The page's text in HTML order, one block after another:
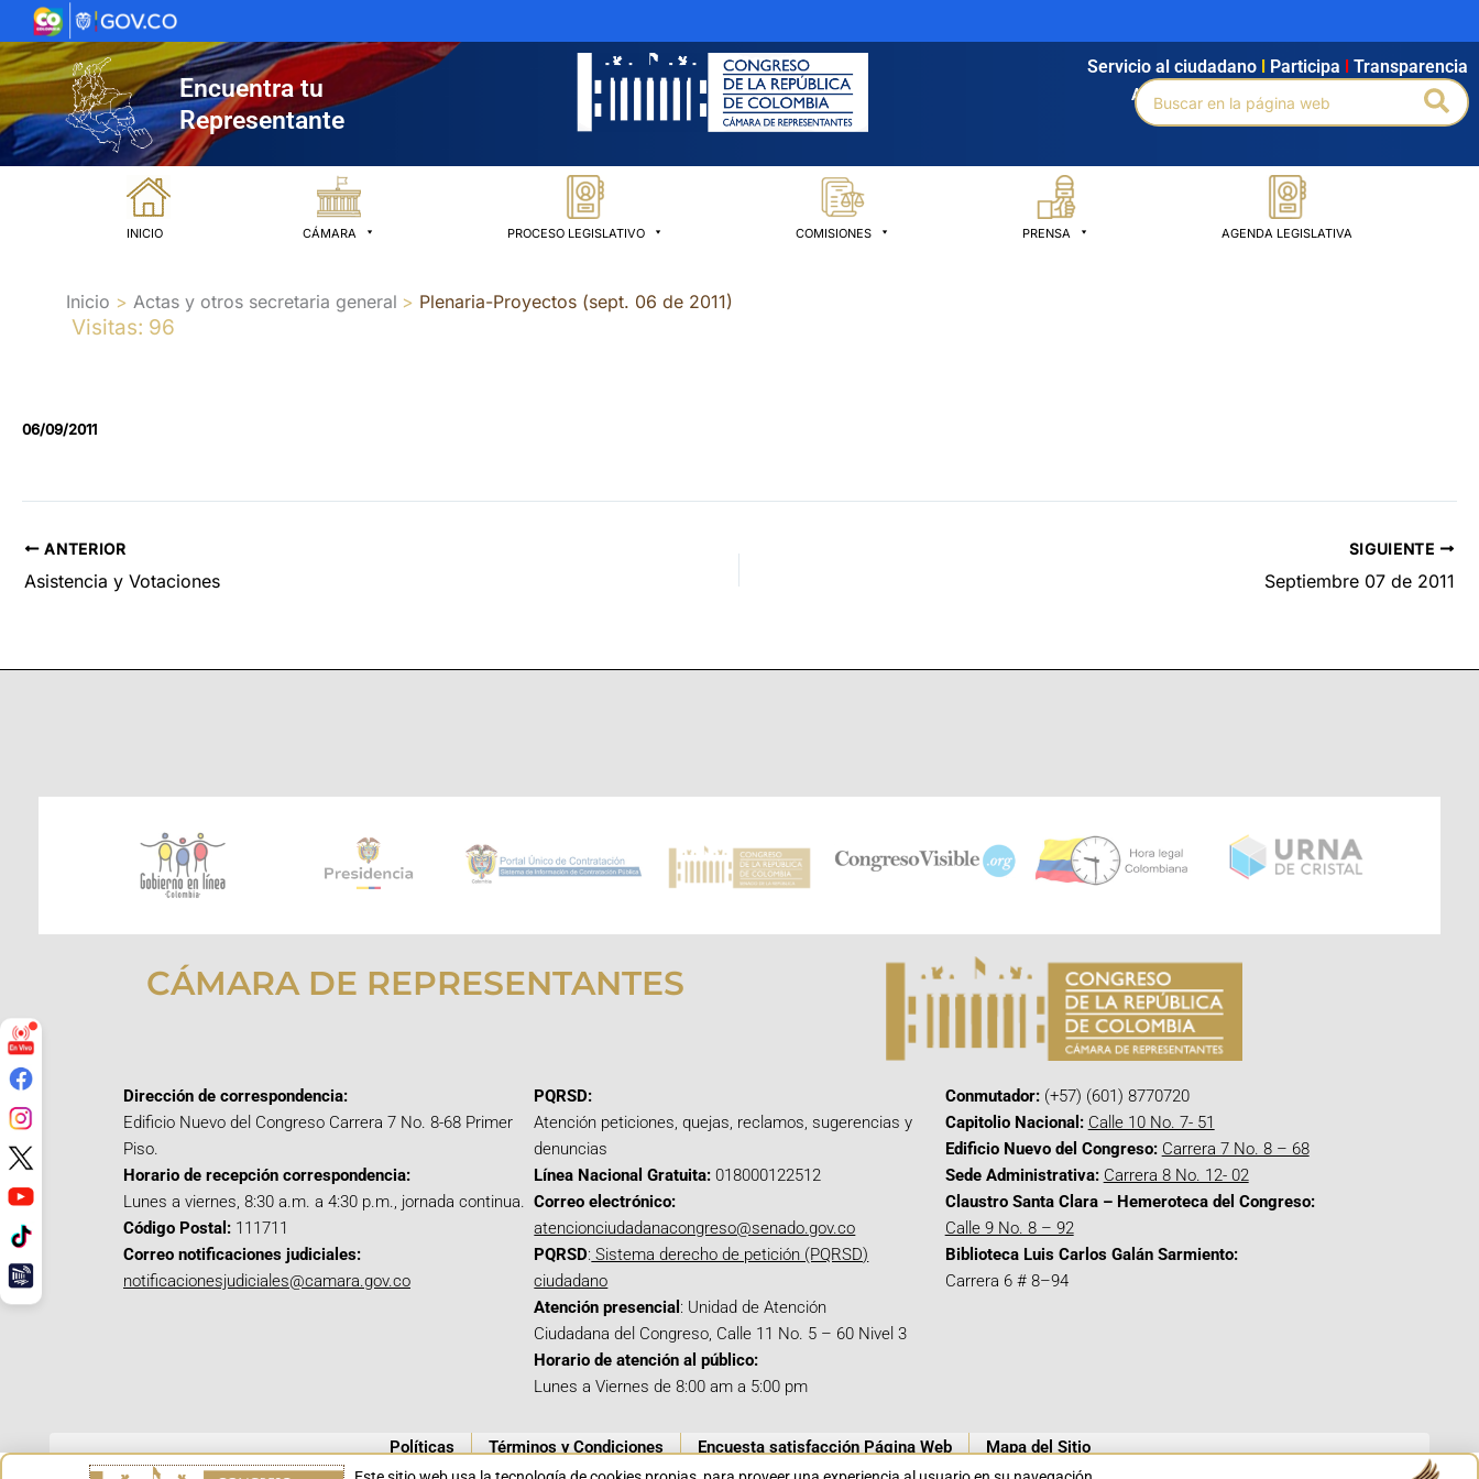
al
contenido
Encuentra tu
Representante
Agendamiento Intranet Búsqueda avanzada
Servicio al ciudadano Participa Transparencia
Buscar
por:
INICIO CÁMARA PROCESO LEGISLATIVO COMISIONES PRENSA AGENDA LEGISLATIVA
Inicio Actas y otros secretaria general Plenaria-Proyectos (sept. 06 de 2011)
Visitas: 96
06/09/2011
ANTERIOR
Asistencia y Votaciones
SIGUIENTE
Septiembre 07 de 2011
CÁMARA DE REPRESENTANTES
Dirección de correspondencia:
Edificio Nuevo del Congreso Carrera 7 No. 8-68 Primer
Piso.
Horario de recepción correspondencia:
Lunes a viernes, 8:30 a.m. a 4:30 p.m., jornada continua.
Código Postal: 111711
Correo notificaciones judiciales:
notificacionesjudiciales@camara.gov.co
PQRSD:
Atención peticiones, quejas, reclamos, sugerencias y
denuncias
Línea Nacional Gratuita: 018000122512
Correo electrónico:
atencionciudadanacongreso@senado.gov.co
PQRSD: Sistema derecho de petición (PQRSD)
ciudadano
Atención presencial : Unidad de Atención
Ciudadana del Congreso, Calle 11 No. 5 – 60 Nivel 3
Horario de atención al público:
Lunes a Viernes de 8:00 am a 5:00 pm
Conmutador:(+57) (601) 8770720
Capitolio Nacional: Calle 10 No. 7- 51
Edificio Nuevo del Congreso: Carrera 7 No. 8 – 68
Sede Administrativa: Carrera 8 No. 12- 02
Claustro Santa Clara – Hemeroteca del Congreso:
Calle 9 No. 8 – 92
Biblioteca Luis Carlos Galán Sarmiento:
Carrera 6 # 8–94
Políticas Términos y Condiciones Encuesta satisfacción Página Web Mapa del Sitio